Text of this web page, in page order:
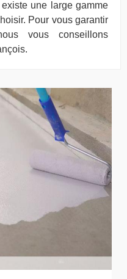
une large gamme
Pour vous garantir
vous conseillons